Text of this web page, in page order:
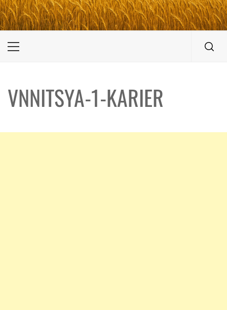
UKRAINE-IS
ПОДОРОЖI ПО УКРАЇНІ
Primary
VNNITSYA-1-KARIER